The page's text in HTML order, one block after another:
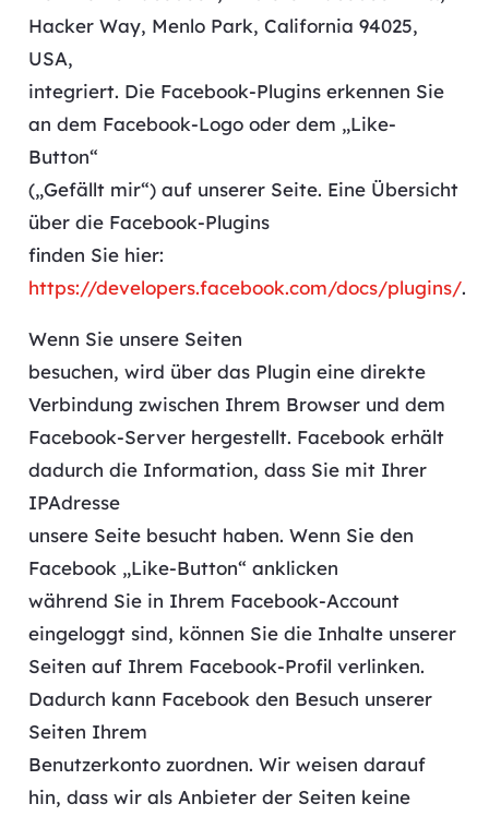
Hacker Way, Menlo Park, California 94025,
USA,
integriert. Die Facebook-Plugins erkennen Sie
an dem Facebook-Logo oder dem „Like-
Button“
(„Gefällt mir“) auf unserer Seite. Eine Übersicht
über die Facebook-Plugins
finden Sie hier:
https://developers.facebook.com/docs/plugins/.
Wenn Sie unsere Seiten
besuchen, wird über das Plugin eine direkte
Verbindung zwischen Ihrem Browser und dem
Facebook-Server hergestellt. Facebook erhält
dadurch die Information, dass Sie mit Ihrer
IPAdresse
unsere Seite besucht haben. Wenn Sie den
Facebook „Like-Button“ anklicken
während Sie in Ihrem Facebook-Account
eingeloggt sind, können Sie die Inhalte unserer
Seiten auf Ihrem Facebook-Profil verlinken.
Dadurch kann Facebook den Besuch unserer
Seiten Ihrem
Benutzerkonto zuordnen. Wir weisen darauf
hin, dass wir als Anbieter der Seiten keine